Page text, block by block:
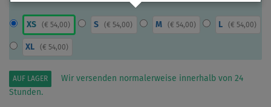
XS ( € 54,00) S (€ 54,00) M ( € 54,00) L ( € 54,00)
XL ( € 54,00)
AUF LAGER
Wir versenden normalerweise innerhalb von 24
Stunden.